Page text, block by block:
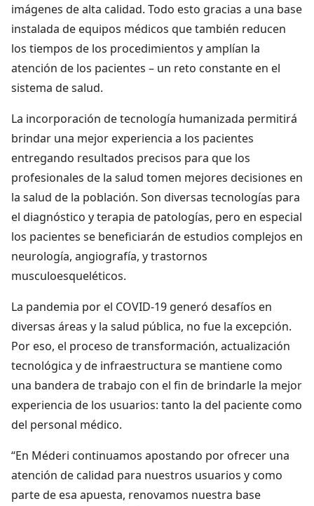
imágenes de alta calidad. Todo esto gracias a una base
instalada de equipos médicos que también reducen
los tiempos de los procedimientos y amplían la
atención de los pacientes – un reto constante en el
sistema de salud.
La incorporación de tecnología humanizada permitirá
brindar una mejor experiencia a los pacientes
entregando resultados precisos para que los
profesionales de la salud tomen mejores decisiones en
la salud de la población. Son diversas tecnologías para
el diagnóstico y terapia de patologías, pero en especial
los pacientes se beneficiarán de estudios complejos en
neurología, angiografía, y trastornos
musculoesqueléticos.
La pandemia por el COVID-19 generó desafíos en
diversas áreas y la salud pública, no fue la excepción.
Por eso, el proceso de transformación, actualización
tecnológica y de infraestructura se mantiene como
una bandera de trabajo con el fin de brindarle la mejor
experiencia de los usuarios: tanto la del paciente como
del personal médico.
“En Méderi continuamos apostando por ofrecer una
atención de calidad para nuestros usuarios y como
parte de esa apuesta, renovamos nuestra base